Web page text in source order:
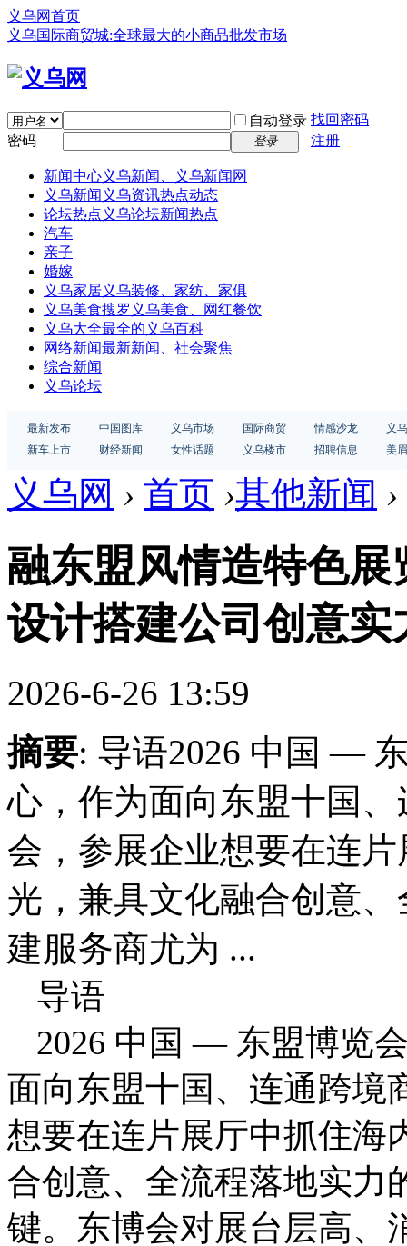
义乌网首页
义乌国际商贸城:全球最大的小商品批发市场
自动登录 找回密码
密码
登录 注册
新闻中心义乌新闻、义乌新闻网
义乌新闻 义乌资讯热点动态
论坛热点 义乌论坛新闻热点
汽车
亲子
婚嫁
义乌家居义乌装修、家纺、家俱
义乌美食搜罗义乌美食、网红餐饮
义乌大全最全的义乌百科
网络新闻最新新闻、社会聚焦
综合新闻
义乌论坛
最新发布 中国图库 义乌市场 国际商贸 情感沙龙
义
新车上市
财经新闻 女性话题 义乌楼市 招聘信息 美
义乌网 › 首页 ›其他新闻 ›
融东盟风情造特色展
设计搭建公司创意实
2026-6-26 13:59
摘要: 导语2026 中国 —
心，作为面向东盟十国
会，参展企业想要在连
光，兼具文化融合创意
建服务商尤为 ...
导语
2026 中国 — 东盟博览
面向东盟十国、连通跨境
想要在连片展厅中抓住海
合创意、全流程落地实力
键。东博会对展台层高、